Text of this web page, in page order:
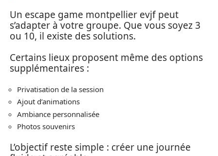
Un escape game montpellier evjf peut
s’adapter à votre groupe. Que vous soyez 3
ou 10, il existe des solutions.
Certains lieux proposent même des options
supplémentaires :
Privatisation de la session
Ajout d’animations
Ambiance personnalisée
Photos souvenirs
L’objectif reste simple : créer une journée